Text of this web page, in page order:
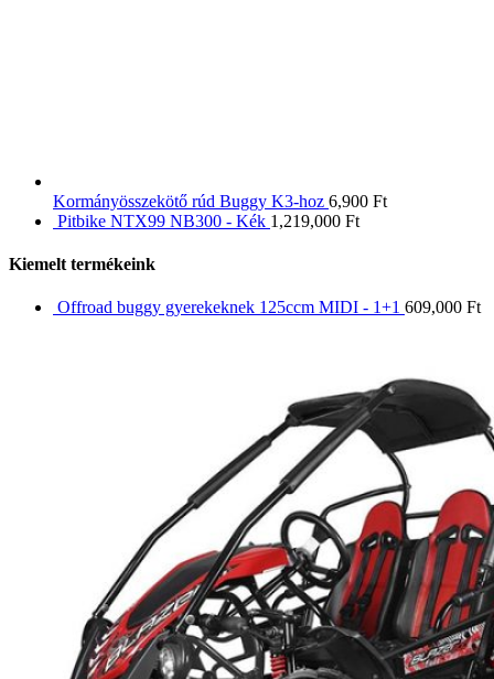
Kormányösszekötő rúd Buggy K3-hoz 6,900 Ft
Pitbike NTX99 NB300 - Kék 1,219,000 Ft
Kiemelt termékeink
Offroad buggy gyerekeknek 125ccm MIDI - 1+1 609,000 Ft